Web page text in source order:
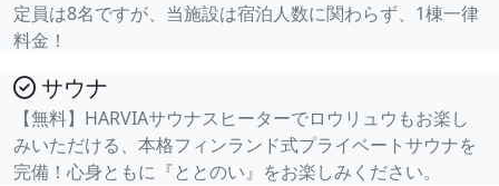
定員は8名ですが、当施設は宿泊人数に関わらず、1棟一律
料金！
サウナ
【無料】HARVIAサウナスヒーターでロウリュウもお楽し
みいただける、本格フィンランド式プライベートサウナを
完備！心身ともに『ととのい』をお楽しみください。